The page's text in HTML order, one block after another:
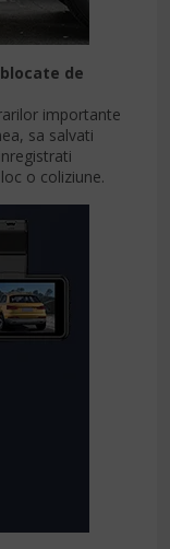
de
importante
sa salvati
o coliziune.